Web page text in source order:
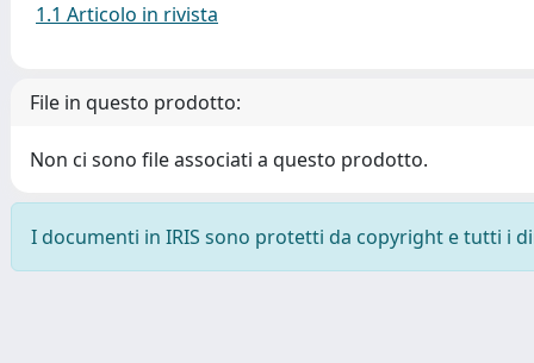
1.1 Articolo in rivista
File in questo prodotto:
Non ci sono file associati a questo prodotto.
I documenti in IRIS sono protetti da copyright e tutti i